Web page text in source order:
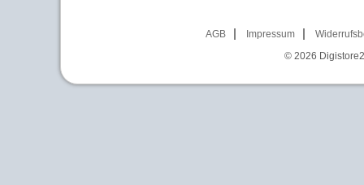
AGB Impressum
© 2026